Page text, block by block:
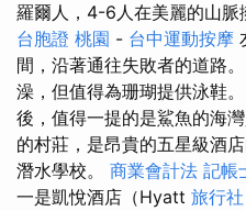
羅爾人，4-6人在美麗的山脈
台胞證 桃園 - 台中運動按摩
間，沿著通往失敗者的道路
澡，但值得為珊瑚提供泳鞋。
後，值得一提的是鯊魚的海
的村莊，是昂貴的五星級酒
潛水學校。 商業會計法 記帳
一是凱悅酒店（Hyatt 旅行